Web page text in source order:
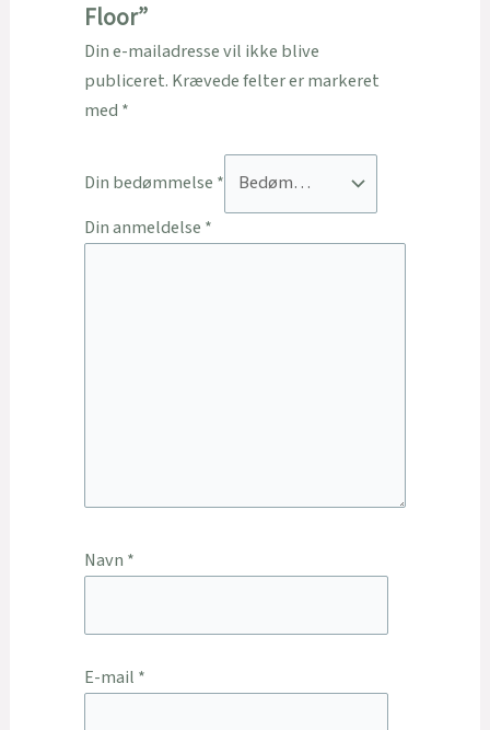
Floor”
Din e-mailadresse vil ikke blive
publiceret. Krævede felter er markeret
med *
Din bedømmelse *
Din anmeldelse *
Navn *
E-mail *